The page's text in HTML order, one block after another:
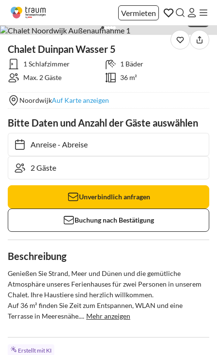
Vermieten
Chalet Duinpan Wasser 5
1 Schlafzimmer
1 Bäder
Max. 2 Gäste
36 m²
NoordwijkAuf Karte anzeigen
Bitte Daten und Anzahl der Gäste auswählen
Anreise- Abreise
Unverbindlich anfragen
Buchung nach Bestätigung
Beschreibung
Genießen Sie Strand, Meer und Dünen und die gemütliche
Atmosphäre unseres Ferienhauses für zwei Personen in unserem
Chalet. Ihre Haustiere sind herzlich willkommen.
Auf 36 m² finden Sie Zeit zum Entspannen, WLAN und eine
Terrasse in Meeresnähe.... Mehr anzeigen
Erstellt mit KI